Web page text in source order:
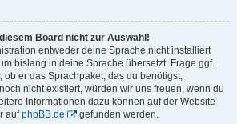
Board nicht zur Auswahl!
entweder deine Sprache nicht installiert
bislang in deine Sprache übersetzt. Frage ggf.
ob er das Sprachpaket, das du benötigst,
nicht existiert, würden wir uns freuen, wenn du
Informationen dazu können auf der Website
aufphpBB.de gefunden werden.